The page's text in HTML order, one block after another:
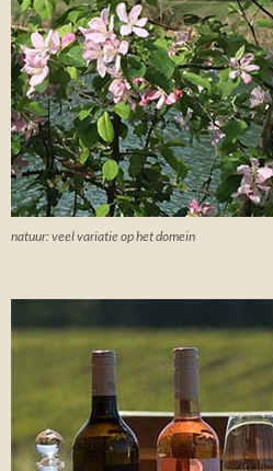
natuur: veel variatie op het domein